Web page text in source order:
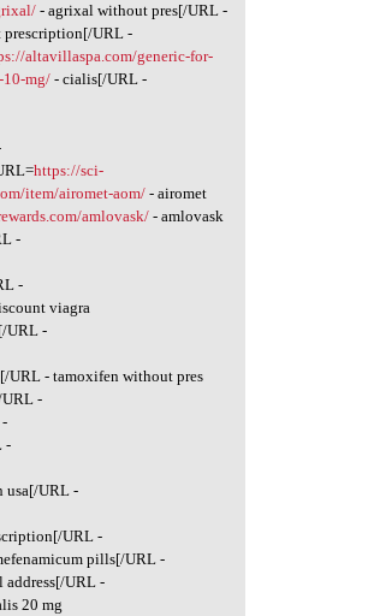
- agrixal without pres[/URL -
prescription[/URL -
altavillaspa.com/generic-for-
10-mg/- cialis[/URL -
https://sci-
item/airomet-aom/- airomet
amlovask/ - amlovask
-
-
viagra
URL -
URL - tamoxifen without pres
-
-
usa[/URL -
URL -
pills[/URL -
address[/URL -
20 mg